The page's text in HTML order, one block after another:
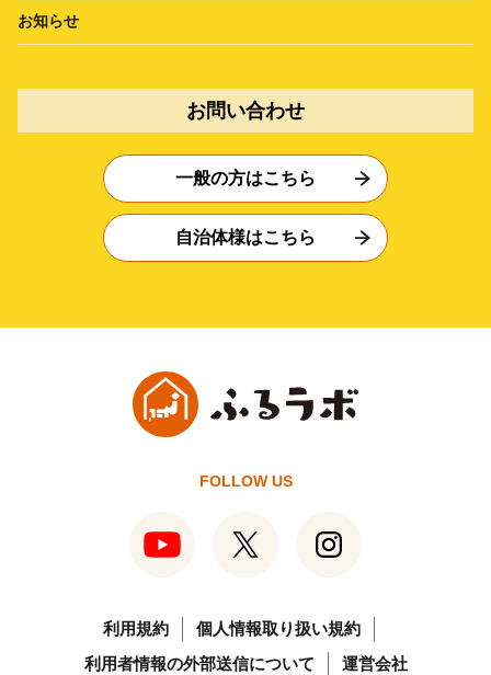
お知らせ
お問い合わせ
一般の方はこちら
自治体様はこちら
FOLLOW US
利用規約
個人情報取り扱い規約
利用者情報の外部送信について
運営会社